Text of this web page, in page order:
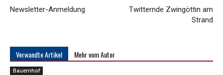
Newsletter-Anmeldung
Twitternde Zwingöttin am
Strand
Verwandte Artikel Mehr vom Autor
Bauernhof